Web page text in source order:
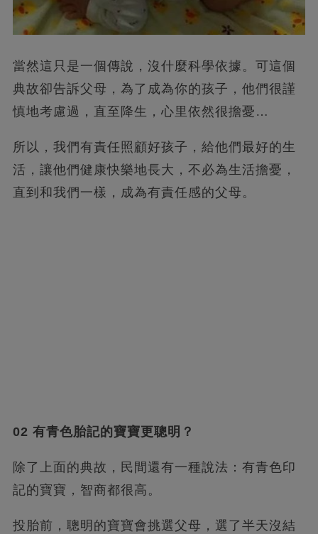
當然這只是一個傳說，沒什麼科學依據。可這個
典故卻告訴父母，為了成為你的孩子，他們很謹
慎地考慮過，直至降生，心里依然很擔憂…
所以，我們有責任照顧好孩子，給他們最好的生
活，讓他們健康快樂地長大，不必為生活擔憂，
直到和我們一樣，成為有責任感的父母。
02 有青色胎記的寶寶更聰明？
除了上面的典故，民間還有一種說法：有青色印
記的寶寶，智商都很高。
投胎前，聰明的寶寶會挑選父母，選了半天沒結